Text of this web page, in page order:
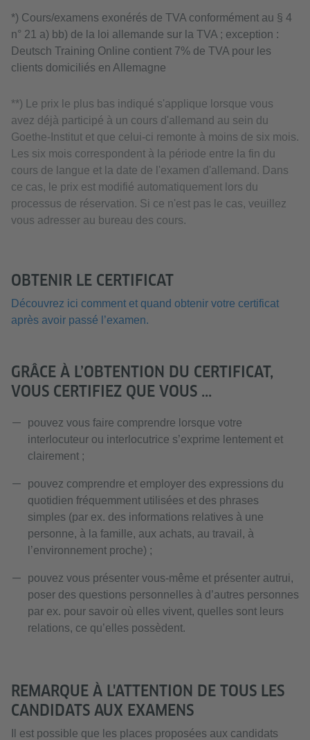
*) Cours/examens exonérés de TVA conformément au § 4
n° 21 a) bb) de la loi allemande sur la TVA ; exception :
Deutsch Training Online contient 7% de TVA pour les
clients domiciliés en Allemagne
**) Le prix le plus bas indiqué s'applique lorsque vous
avez déjà participé à un cours d'allemand au sein du
Goethe-Institut et que celui-ci remonte à moins de six mois.
Les six mois correspondent à la période entre la fin du
cours de langue et la date de l'examen d'allemand. Dans
ce cas, le prix est modifié automatiquement lors du
processus de réservation. Si ce n'est pas le cas, veuillez
vous adresser au bureau des cours.
OBTENIR LE CERTIFICAT
Découvrez ici comment et quand obtenir votre certificat
après avoir passé l’examen.
GRÂCE À L’OBTENTION DU CERTIFICAT,
VOUS CERTIFIEZ QUE VOUS ...
pouvez vous faire comprendre lorsque votre
interlocuteur ou interlocutrice s’exprime lentement et
clairement ;
pouvez comprendre et employer des expressions du
quotidien fréquemment utilisées et des phrases
simples (par ex. des informations relatives à une
personne, à la famille, aux achats, au travail, à
l’environnement proche) ;
pouvez vous présenter vous-même et présenter autrui,
poser des questions personnelles à d’autres personnes
par ex. pour savoir où elles vivent, quelles sont leurs
relations, ce qu’elles possèdent.
REMARQUE À L'ATTENTION DE TOUS LES
CANDIDATS AUX EXAMENS
Il est possible que les places proposées aux candidats